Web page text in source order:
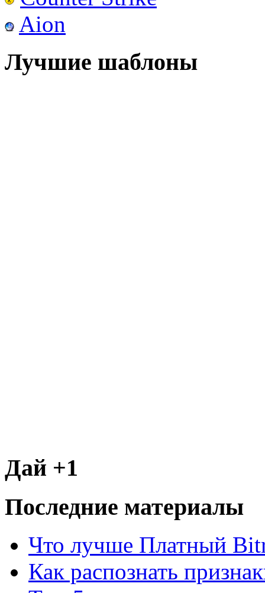
Aion
Лучшие шаблоны
Дай +1
Последние материалы
Что лучше Платный
Как распознать